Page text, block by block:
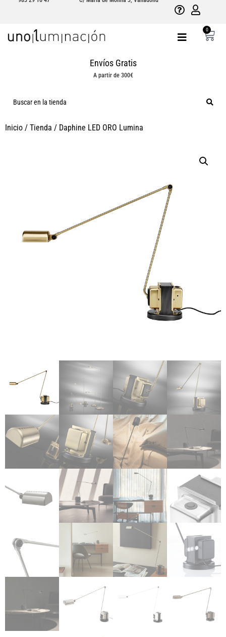
0
Envíos Gratis
A partir de 300€
Inicio / Tienda / Daphine LED ORO Lumina